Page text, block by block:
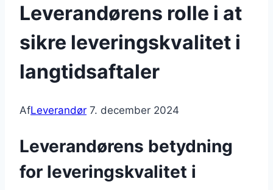
Leverandørens rolle i at
sikre leveringskvalitet i
langtidsaftaler
AfLeverandør 7. december 2024
Leverandørens betydning
for leveringskvalitet i